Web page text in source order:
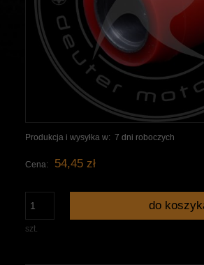
Produkcja i wysyłka w: 7 dni roboczych
Cena: 54,45 zł
szt.
do